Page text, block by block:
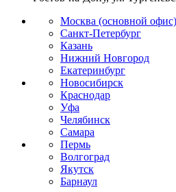
Москва (основной офис)
Санкт-Петербург
Казань
Нижний Новгород
Екатеринбург
Новосибирск
Краснодар
Уфа
Челябинск
Самара
Пермь
Волгоград
Якутск
Барнаул